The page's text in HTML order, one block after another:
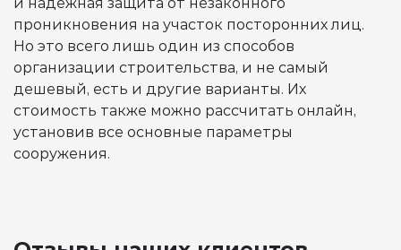
проникновения на участок посторонних лиц.
Но это всего лишь один из способов
организации строительства, и не самый
дешевый, есть и другие варианты. Их
стоимость также можно рассчитать онлайн,
установив все основные параметры
сооружения.